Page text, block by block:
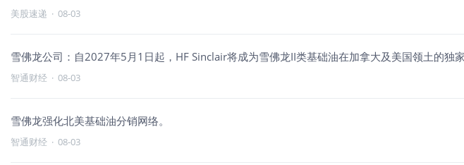
美股速递 · 08-03
雪佛龙公司：自2027年5月1日起，HF Sinclair将成为雪佛龙II类基础油在加拿大及美国领土的独家
智通财经 · 08-03
雪佛龙强化北美基础油分销网络。
智通财经 · 08-03